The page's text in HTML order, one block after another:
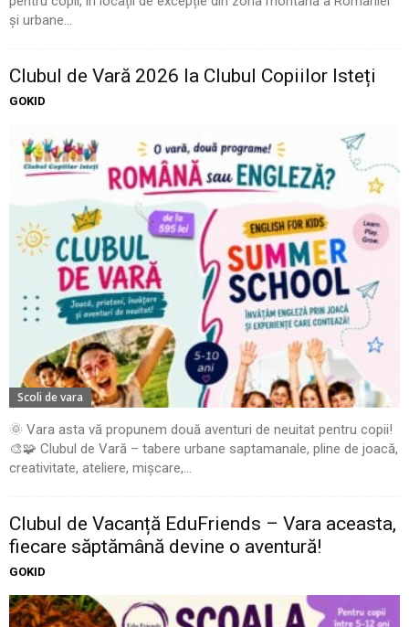
și urbane...
Clubul de Vară 2026 la Clubul Copiilor Isteți
GOKID
Scoli de vara
🌞 Vara asta vă propunem două aventuri de neuitat pentru copii!
🎨🧩 Clubul de Vară – tabere urbane saptamanale, pline de joacă,
creativitate, ateliere, mișcare,...
Clubul de Vacanță EduFriends – Vara aceasta,
fiecare săptămână devine o aventură!
GOKID